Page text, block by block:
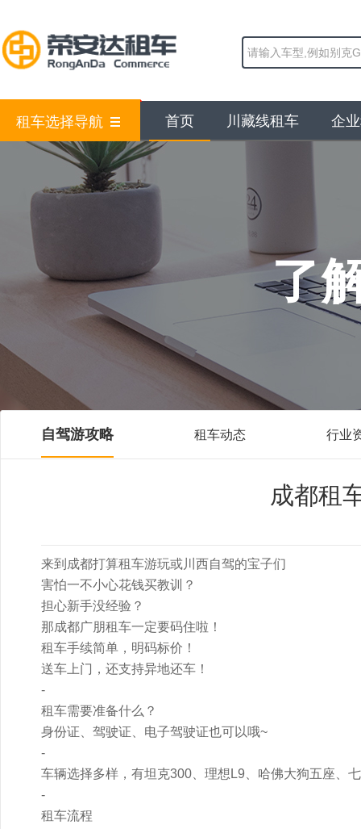
租车选择导航 首页 川藏线租车 企
了
自驾游攻略 租车动态 行业
成都租
来到成都打算租车游玩或川西自驾的宝子们
害怕一不小心花钱买教训？
担心新手没经验？
那成都广朋租车一定要码住啦！
租车手续简单，明码标价！
送车上门，还支持异地还车！
-
租车需要准备什么？
身份证、驾驶证、电子驾驶证也可以哦~
-
车辆选择多样，有坦克300、理想L9、哈佛大狗五座、
-
租车流程